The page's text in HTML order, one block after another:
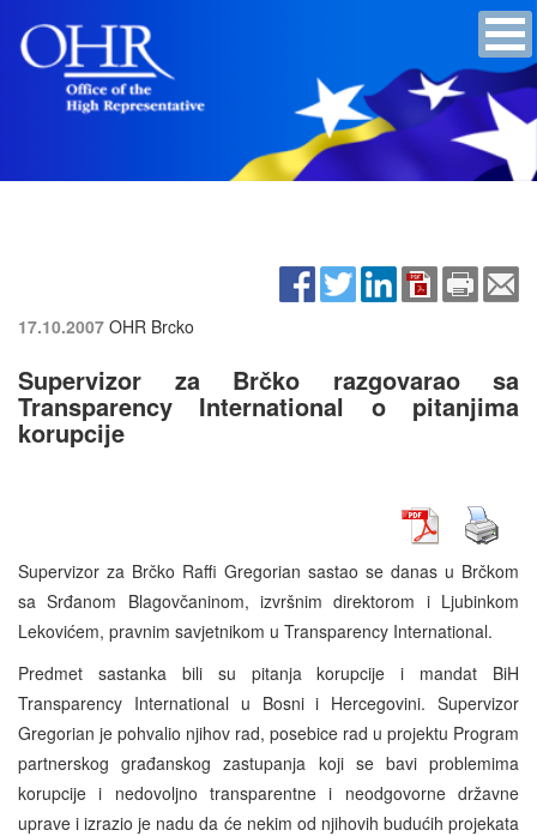
17.10.2007 OHR Brcko
Supervizor za Brčko razgovarao sa
Transparency International o pitanjima
korupcije
Supervizor za Brčko Raffi Gregorian sastao se danas u Brčkom
sa Srđanom Blagovčaninom, izvršnim direktorom i Ljubinkom
Lekovićem, pravnim savjetnikom u Transparency International.
Predmet sastanka bili su pitanja korupcije i mandat BiH
Transparency International u Bosni i Hercegovini. Supervizor
Gregorian je pohvalio njihov rad, posebice rad u projektu Program
partnerskog građanskog zastupanja koji se bavi problemima
korupcije i nedovoljno transparentne i neodgovorne državne
uprave i izrazio je nadu da će nekim od njihovih budućih projekata